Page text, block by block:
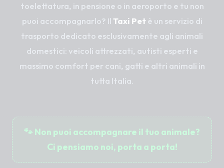
toelettatura, in pensione o in aeroporto e tu non
puoi accompagnarlo? IlTaxi Petè un servizio di
trasporto dedicato esclusivamente agli animali
domestici: veicoli attrezzati, autisti esperti e
massimo comfort per cani, gatti e altri animali in
tutta Italia.
🐾 Non puoi accompagnare il tuo animale?
Ci pensiamo noi, porta a porta!